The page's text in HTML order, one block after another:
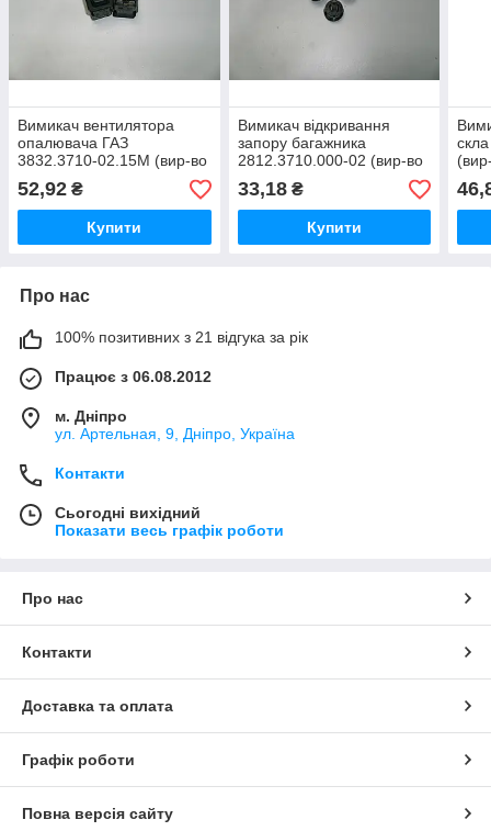
Вимикач вентилятора
опалювача ГАЗ
3832.3710-02.15М (вир-во
"Авар")
52,92 ₴
Купити
Вимикач відкривання
запору багажника
2812.3710.000-02 (вир-во
"Авар")
33,18₴
Купити
Про нас
100% позитивних з 21 відгука за рік
Працює з 06.08.2012
м. Дніпро
ул. Артельная, 9, Дніпро, Україна
Контакти
Сьогодні вихідний
Показати весь графік роботи
Про нас
Контакти
Доставка та оплата
Графік роботи
Повна версія сайту